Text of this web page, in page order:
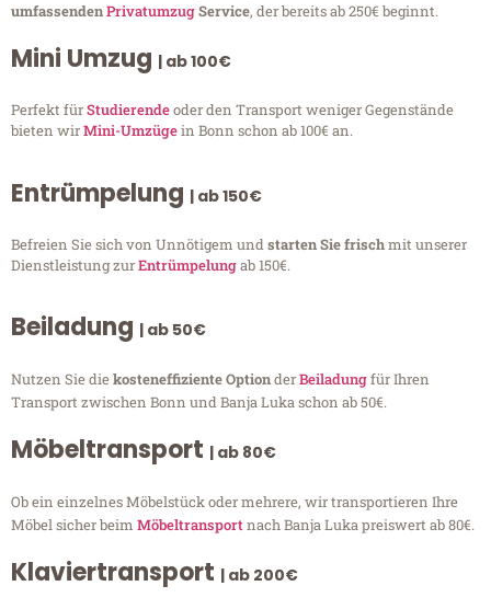
umfassendenPrivatumzugService, der bereits ab 250€ beginnt.
Mini Umzug | ab 100€
Perfekt fürStudierendeoder den Transport weniger Gegenstände
bieten wirMini-Umzügein Bonn schon ab 100€ an.
Entrümpelung | ab 150€
Befreien Sie sich von Unnötigem undstarten Sie frischmit unserer
Dienstleistung zurEntrümpelungab 150€.
Beiladung | ab 50€
Nutzen Sie diekosteneffiziente OptionderBeiladungfür Ihren
Transport zwischen Bonn und Banja Luka schon ab 50€.
Möbeltransport | ab 80€
Ob ein einzelnes Möbelstück oder mehrere, wir transportieren Ihre
Möbel sicher beim Möbeltransportnach Banja Luka preiswert ab 80€.
Klaviertransport | ab 200€